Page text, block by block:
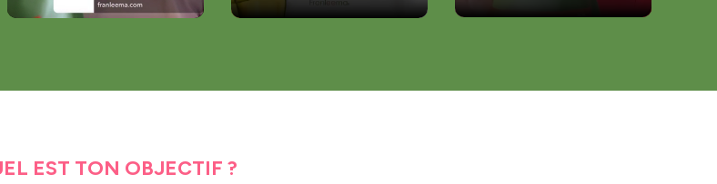
EST TON OBJECTIF ?